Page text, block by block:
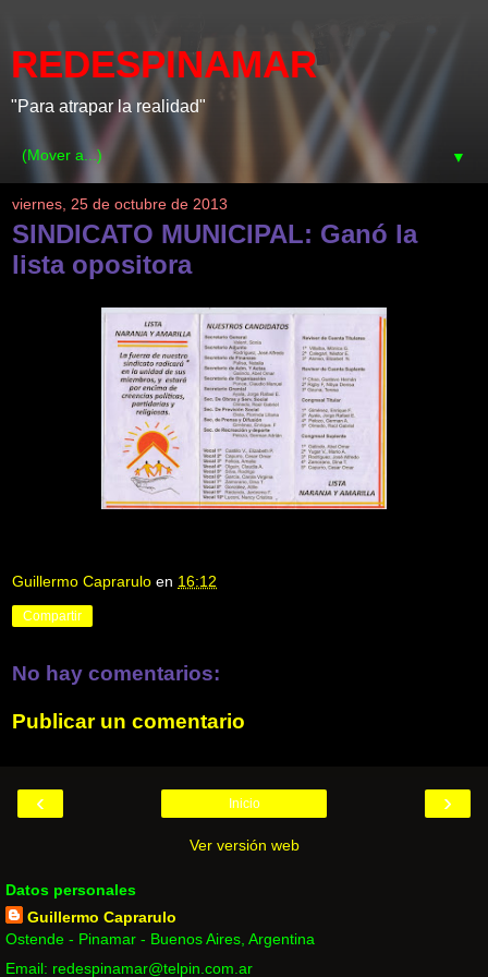
REDESPINAMAR
"Para atrapar la realidad"
▼
viernes, 25 de octubre de 2013
SINDICATO MUNICIPAL: Ganó la
lista opositora
Guillermo Caprarulo en 16:12
Compartir
No hay comentarios:
Publicar un comentario
‹ ›
Inicio
Ver versión web
Datos personales
Guillermo Caprarulo
Ostende - Pinamar - Buenos Aires, Argentina
Email: redespinamar@telpin.com.ar